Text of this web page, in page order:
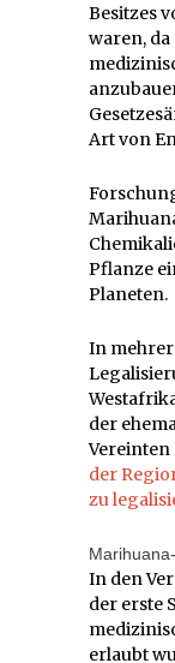
Besitzes
waren, da
Art von
Pflanze
Planeten.
In
der
Vereinten
der
zu
In den
der erste
erlaubt